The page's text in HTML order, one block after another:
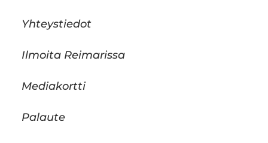
Yhteystiedot
Ilmoita Reimarissa
Mediakortti
Palaute